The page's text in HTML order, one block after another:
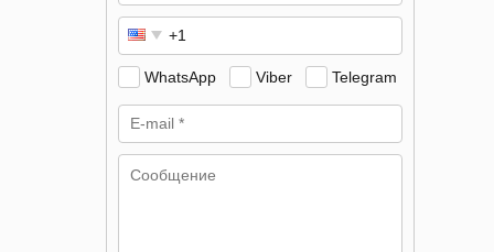
WhatsApp Viber Telegram